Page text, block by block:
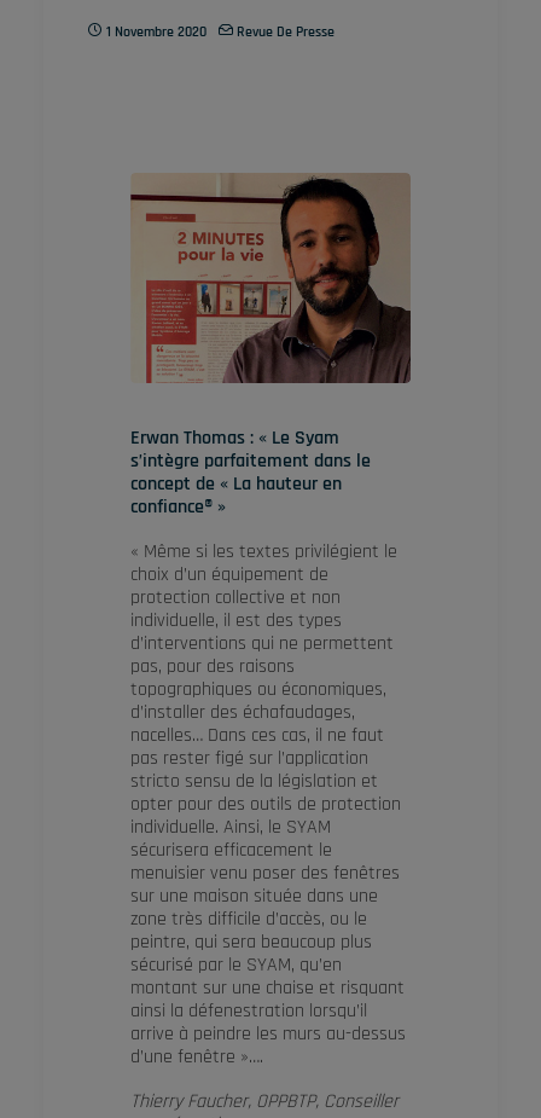
1 Novembre 2020 Revue De Presse
Erwan Thomas : « Le Syam
s’intègre parfaitement dans le
concept de « La hauteur en
confiance® »
« Même si les textes privilégient le
choix d’un équipement de
protection collective et non
individuelle, il est des types
d’interventions qui ne permettent
pas, pour des raisons
topographiques ou économiques,
d’installer des échafaudages,
nacelles… Dans ces cas, il ne faut
pas rester figé sur l’application
stricto sensu de la législation et
opter pour des outils de protection
individuelle. Ainsi, le SYAM
sécurisera efficacement le
menuisier venu poser des fenêtres
sur une maison située dans une
zone très difficile d’accès, ou le
peintre, qui sera beaucoup plus
sécurisé par le SYAM, qu’en
montant sur une chaise et risquant
ainsi la défenestration lorsqu’il
arrive à peindre les murs au-dessus
d’une fenêtre »….
Thierry Faucher, OPPBTP, Conseiller